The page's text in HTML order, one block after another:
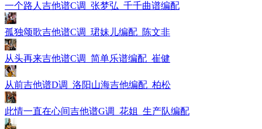
一个路人吉他谱C调_张梦弘_千千曲谱编配
孤独颂歌吉他谱C调_珺妹儿编配_陈文非
从头再来吉他谱C调_简单乐谱编配_崔健
从前吉他谱D调_洛阳山海吉他编配_柏松
此情一直在心间吉他谱G调_花姐_生产队编配